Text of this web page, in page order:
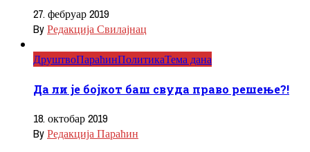
27. фебруар 2019
ByРедакција Свилајнац
ДруштвоПараћинПолитикаТема дана
Да ли је бојкот баш свуда право решење?!
18. октобар 2019
ByРедакција Параћин